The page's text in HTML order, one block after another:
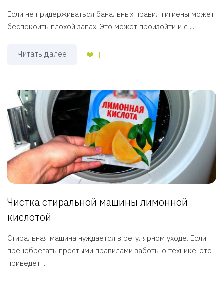
Если не придерживаться банальных правил гигиены может
беспокоить плохой запах. Это может произойти и с ...
Читать далее 1
Чистка стиральной машины лимонной
кислотой
Стиральная машина нуждается в регулярном уходе. Если
пренебрегать простыми правилами заботы о технике, это
приведет ...